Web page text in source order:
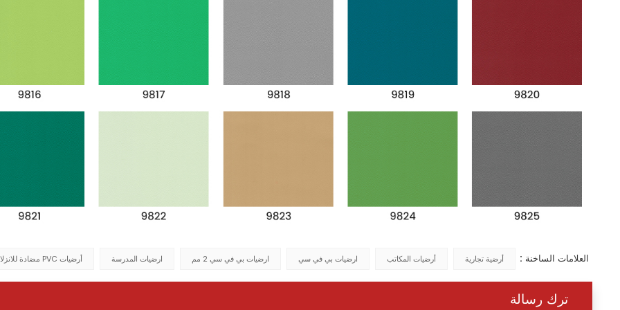
العلامات الساخنة : أرضية تجارية أرضيات المكاتب ارضيات بي في سي ارضيات بي في سي 2 مم ارضيات المدرسة أرضيات PVC مضادة للانزلاق
ترك رسالة